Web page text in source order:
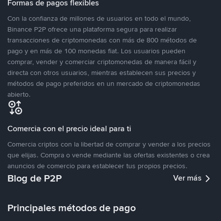
Formas de pagos flexibles
Con la confianza de millones de usuarios en todo el mundo,
Binance P2P ofrece una plataforma segura para realizar
transacciones de criptomonedas con más de 800 métodos de
pago y en más de 100 monedas fiat. Los usuarios pueden
comprar, vender y comerciar criptomonedas de manera fácil y
directa con otros usuarios, mientras establecen sus precios y
métodos de pago preferidos en un mercado de criptomonedas
abierto.
Comercia con el precio ideal para ti
Comercia criptos con la libertad de comprar y vender a los precios
que elijas. Compra o vende mediante las ofertas existentes o crea
anuncios de comercio para establecer tus propios precios.
Blog de P2P Ver más
Principales métodos de pago